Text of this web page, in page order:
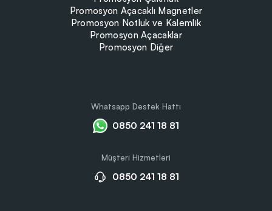
Promosyon Açacaklı Magnetler
Promosyon Notluk ve Kalemlik
Promosyon Açacaklar
Promosyon Diğer
Whatsapp Destek Hattı
0850 241 18 81
Müşteri Hizmetleri
0850 241 18 81